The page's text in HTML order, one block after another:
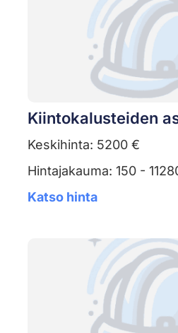
Kiintokalusteiden
Keskihinta: 5200 €
Hintajakauma: 150 -
Katso hinta